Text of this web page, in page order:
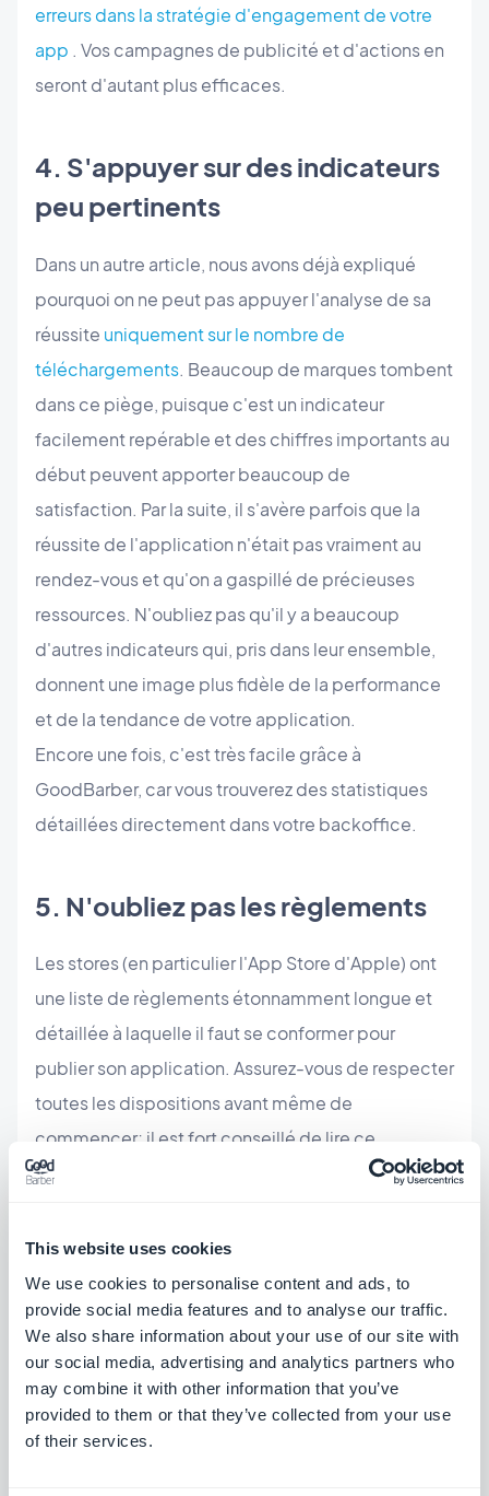
This website uses cookies
We use cookies to personalise content and ads, to
provide social media features and to analyse our traffic.
We also share information about your use of our site with
our social media, advertising and analytics partners who
may combine it with other information that you’ve
provided to them or that they’ve collected from your use
of their services.
erreurs dans la stratégie d'engagement de votre
app . Vos campagnes de publicité et d'actions en
seront d'autant plus efficaces.
4. S'appuyer sur des indicateurs
peu pertinents
Dans un autre article, nous avons déjà expliqué
pourquoi on ne peut pas appuyer l'analyse de sa
réussite uniquement sur le nombre de
téléchargements. Beaucoup de marques tombent
dans ce piège, puisque c'est un indicateur
facilement repérable et des chiffres importants au
début peuvent apporter beaucoup de
satisfaction. Par la suite, il s'avère parfois que la
réussite de l'application n'était pas vraiment au
rendez-vous et qu'on a gaspillé de précieuses
ressources. N'oubliez pas qu'il y a beaucoup
d'autres indicateurs qui, pris dans leur ensemble,
donnent une image plus fidèle de la performance
et de la tendance de votre application.
Encore une fois, c'est très facile grâce à
GoodBarber, car vous trouverez des statistiques
détaillées directement dans votre backoffice.
5. N'oubliez pas les règlements
Les stores (en particulier l'App Store d'Apple) ont
une liste de règlements étonnamment longue et
détaillée à laquelle il faut se conformer pour
publier son application. Assurez-vous de respecter
toutes les dispositions avant même de
commencer; il est fort conseillé de lire ce
règlement
pour éviter toute mauvaise surprise,
6. Ne pas respecter son identité
de marque
Cela peut paraître évident, mais c'est un erreur qui
est souvent commise . N'oubliez pas que